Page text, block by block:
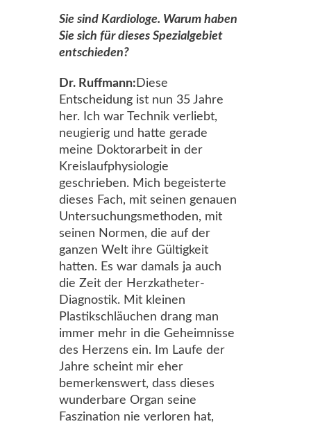
Sie sind Kardiologe. Warum haben
Sie sich für dieses Spezialgebiet
entschieden?
Dr. Ruffmann: Diese
Entscheidung ist nun 35 Jahre
her. Ich war Technik verliebt,
neugierig und hatte gerade
meine Doktorarbeit in der
Kreislaufphysiologie
geschrieben. Mich begeisterte
dieses Fach, mit seinen genauen
Untersuchungsmethoden, mit
seinen Normen, die auf der
ganzen Welt ihre Gültigkeit
hatten. Es war damals ja auch
die Zeit der Herzkatheter-
Diagnostik. Mit kleinen
Plastikschläuchen drang man
immer mehr in die Geheimnisse
des Herzens ein. Im Laufe der
Jahre scheint mir eher
bemerkenswert, dass dieses
wunderbare Organ seine
Faszination nie verloren hat,